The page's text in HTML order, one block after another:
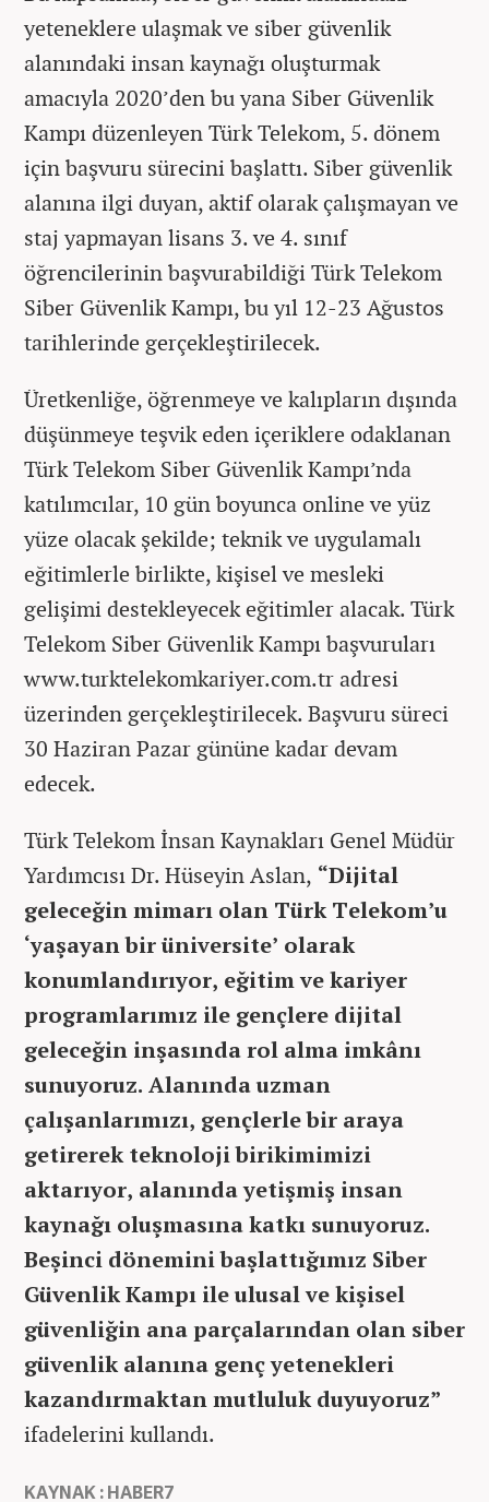
yeteneklere ulaşmak ve siber güvenlik
alanındaki insan kaynağı oluşturmak
amacıyla 2020’den bu yana Siber Güvenlik
Kampı düzenleyen Türk Telekom, 5. dönem
için başvuru sürecini başlattı. Siber güvenlik
alanına ilgi duyan, aktif olarak çalışmayan ve
staj yapmayan lisans 3. ve 4. sınıf
öğrencilerinin başvurabildiği Türk Telekom
Siber Güvenlik Kampı, bu yıl 12-23 Ağustos
tarihlerinde gerçekleştirilecek.
Üretkenliğe, öğrenmeye ve kalıpların dışında
düşünmeye teşvik eden içeriklere odaklanan
Türk Telekom Siber Güvenlik Kampı’nda
katılımcılar, 10 gün boyunca online ve yüz
yüze olacak şekilde; teknik ve uygulamalı
eğitimlerle birlikte, kişisel ve mesleki
gelişimi destekleyecek eğitimler alacak. Türk
Telekom Siber Güvenlik Kampı başvuruları
www.turktelekomkariyer.com.tr adresi
üzerinden gerçekleştirilecek. Başvuru süreci
30 Haziran Pazar gününe kadar devam
edecek.
Türk Telekom İnsan Kaynakları Genel Müdür
Yardımcısı Dr. Hüseyin Aslan, “Dijital
geleceğin mimarı olan Türk Telekom’u
‘yaşayan bir üniversite’ olarak
konumlandırıyor, eğitim ve kariyer
programlarımız ile gençlere dijital
geleceğin inşasında rol alma imkânı
sunuyoruz. Alanında uzman
çalışanlarımızı, gençlerle bir araya
getirerek teknoloji birikimimizi
aktarıyor, alanında yetişmiş insan
kaynağı oluşmasına katkı sunuyoruz.
Beşinci dönemini başlattığımız Siber
Güvenlik Kampı ile ulusal ve kişisel
güvenliğin ana parçalarından olan siber
güvenlik alanına genç yetenekleri
kazandırmaktan mutluluk duyuyoruz”
ifadelerini kullandı.
KAYNAK : HABER7